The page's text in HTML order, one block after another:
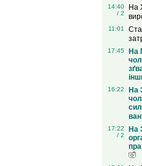
14:40
/ 2
На
11:01
17:45
На
16:22
На
17:22
/ 2
На